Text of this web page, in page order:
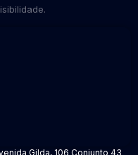
Gilda, 106 Conjunto 43